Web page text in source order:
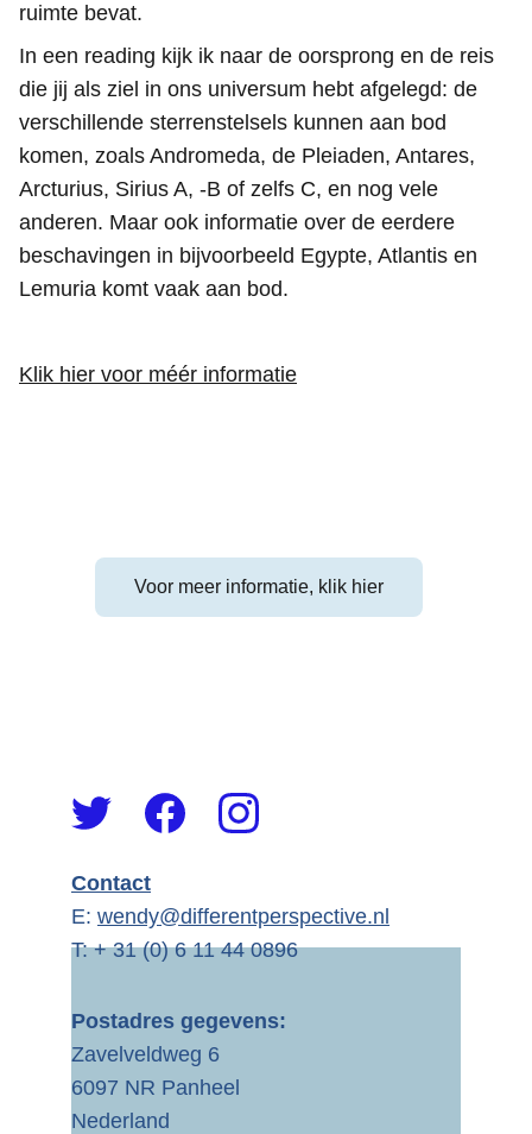
ruimte bevat.
In een reading kijk ik naar de oorsprong en de reis
die jij als ziel in ons universum hebt afgelegd: de
verschillende sterrenstelsels kunnen aan bod
komen, zoals Andromeda, de Pleiaden, Antares,
Arcturius, Sirius A, -B of zelfs C, en nog vele
anderen. Maar ook informatie over de eerdere
beschavingen in bijvoorbeeld Egypte, Atlantis en
Lemuria komt vaak aan bod.
Klik hier voor méér informatie
Voor meer informatie, klik hier
Contact
E: wendy@differentperspective.nl
T: + 31 (0) 6 11 44 0896
Postadres gegevens:
Zavelveldweg 6
6097 NR Panheel
Nederland